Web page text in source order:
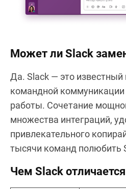
Может ли Slack
Да. Slack — это известный
командной коммуникации
работы. Сочетание
множества интеграций,
привлекательного
тысячи команд полюбить
Чем Slack